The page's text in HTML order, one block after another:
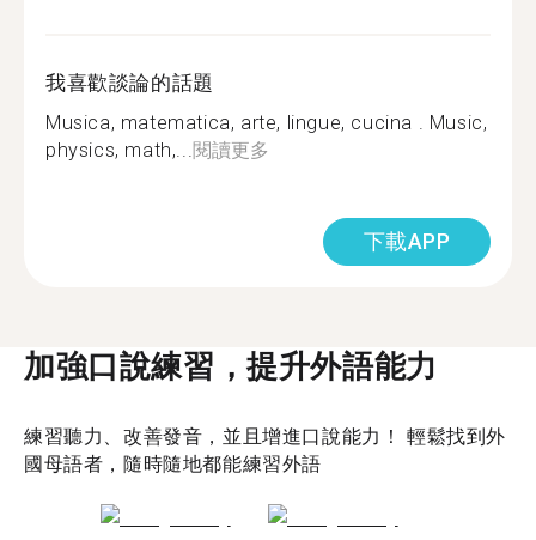
我喜歡談論的話題
Musica, matematica, arte, lingue, cucina ️. Music,
physics, math,... 閱讀更多
下載APP
加強口說練習，提升外語能力
練習聽力、改善發音，並且增進口說能力！ 輕鬆找到外
國母語者，隨時隨地都能練習外語